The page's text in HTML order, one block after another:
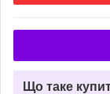
Що таке